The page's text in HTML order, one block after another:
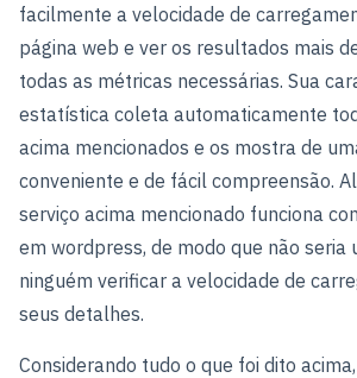
facilmente a velocidade de
página web e ver os resultados mais
todas as métricas necessárias. Sua
estatística coleta automaticamente
acima mencionados e os mostra de
conveniente e de fácil compreensão.
serviço acima mencionado funciona
em wordpress, de modo que não
ninguém verificar a velocidade de
seus detalhes.
Considerando tudo o que foi dito